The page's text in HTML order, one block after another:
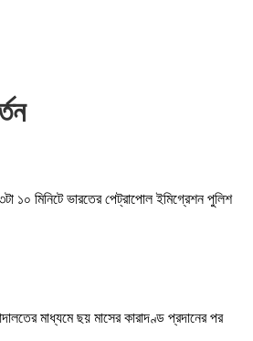
১০ মিনিটে ভারতের পেট্রাপোল ইমিগ্রেশন পুলিশ
মাধ্যমে ছয় মাসের কারাদণ্ড প্রদানের পর